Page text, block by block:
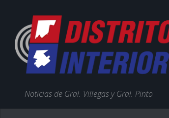
Noticias de Gral. Villegas y Gral. Pinto